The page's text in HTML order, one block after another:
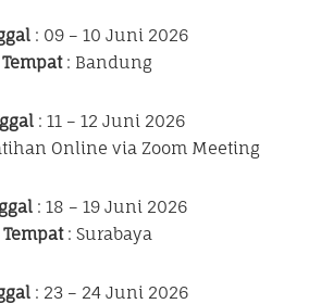
: 09 – 10 Juni 2026
Tempat: Bandung
: 11 – 12 Juni 2026
Online via Zoom Meeting
: 18 – 19 Juni 2026
Tempat: Surabaya
: 23 – 24 Juni 2026